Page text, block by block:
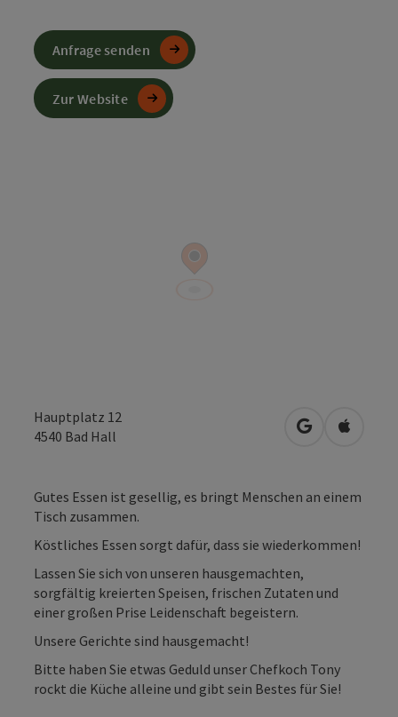
Hauptplatz 12
4540 Bad Hall in Google
in
Gutes Essen ist gesellig, es bringt Menschen an einem
Tisch zusammen.
Köstliches Essen sorgt dafür, dass sie wiederkommen!
Lassen Sie sich von unseren hausgemachten,
sorgfältig kreierten Speisen, frischen Zutaten und
einer großen Prise Leidenschaft begeistern.
Unsere Gerichte sind hausgemacht!
Bitte haben Sie etwas Geduld unser Chefkoch Tony
rockt die Küche alleine und gibt sein Bestes für Sie!
Anfrage senden
Zur Website